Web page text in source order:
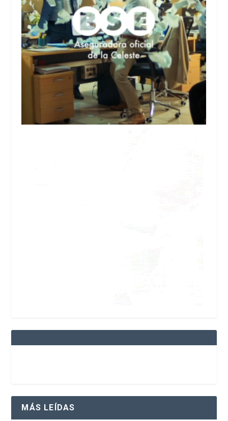
MÁS LEÍDAS